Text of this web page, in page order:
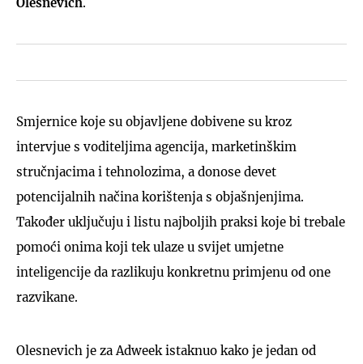
Smjernice koje su objavljene dobivene su kroz
intervjue s voditeljima agencija, marketinškim
stručnjacima i tehnolozima, a donose devet
potencijalnih načina korištenja s objašnjenjima.
Također uključuju i listu najboljih praksi koje bi trebale
pomoći onima koji tek ulaze u svijet umjetne
inteligencije da razlikuju konkretnu primjenu od one
razvikane.
Olesnevich je za Adweek istaknuo kako je jedan od